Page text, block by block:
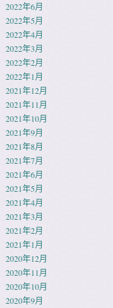
2022年6月
2022年5月
2022年4月
2022年3月
2022年2月
2022年1月
2021年12月
2021年11月
2021年10月
2021年9月
2021年8月
2021年7月
2021年6月
2021年5月
2021年4月
2021年3月
2021年2月
2021年1月
2020年12月
2020年11月
2020年10月
2020年9月